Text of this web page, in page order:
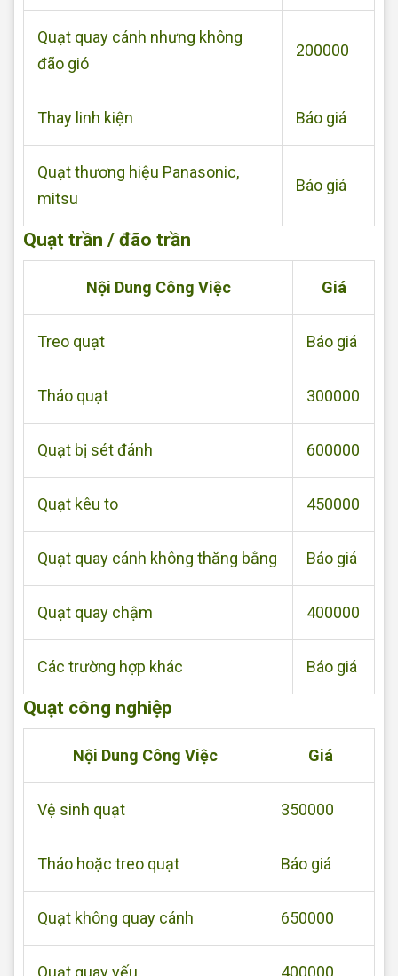
Quạt quay cánh nhưng không
đão gió
200000
Thay linh kiện Báo giá
Quạt thương hiệu Panasonic,
mitsu
Báo giá
Quạt trần / đão trần
Nội Dung Công Việc Giá
Treo quạt Báo giá
Tháo quạt 300000
Quạt bị sét đánh 600000
Quạt kêu to 450000
Quạt quay cánh không thăng bằng Báo giá
Quạt quay chậm 400000
Các trường hợp khác Báo giá
Quạt công nghiệp
Nội Dung Công Việc Giá
Vệ sinh quạt 350000
Tháo hoặc treo quạt Báo giá
Quạt không quay cánh 650000
Quạt quay yếu 400000